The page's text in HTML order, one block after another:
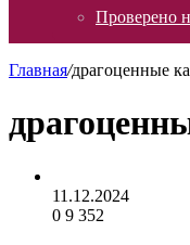
Проверено
Главная/драгоценные
11.12.2024
0 9 352